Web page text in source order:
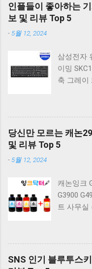
인플들이 좋아하는
보 및 리뷰 Top 5
- 5월 12, 2024
삼성전자
이밍
축 그레이
랙 K560
밍 유선키
키보드
계식 키보
베이지
RGB 게이
일반형. 체
COX 기
CK01
하실 때,
당신만 모르는 캐논
및 리뷰 Top 5
- 5월 12, 2024
캐논잉크
G3900
트 사무실
논
러 잉크젯
캐논 G시
G1900
SNS 인기 블루투스